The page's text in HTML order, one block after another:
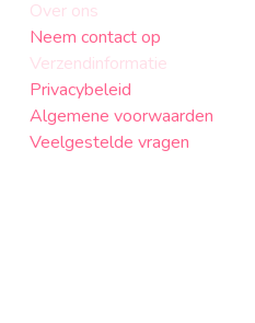
Over ons
Neem contact op
Verzendinformatie
Privacybeleid
Algemene voorwaarden
Veelgestelde vragen